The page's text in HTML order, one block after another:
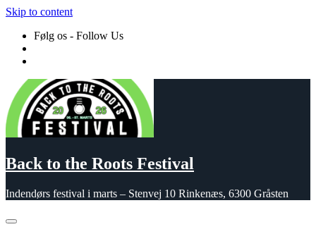
Skip to content
Følg os - Follow Us
Back to the Roots Festival
Indendørs festival i marts – Stenvej 10 Rinkenæs, 6300 Gråsten